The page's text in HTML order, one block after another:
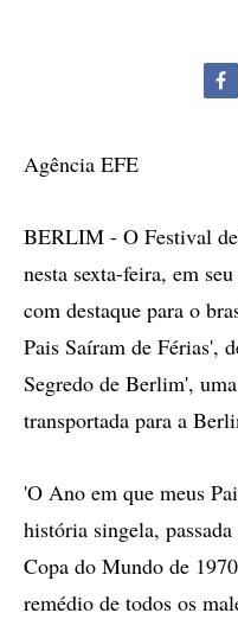
Agência EFE
BERLIM - O Festival
nesta sexta-feira, em
com destaque para o
Pais Saíram de Férias',
Segredo de Berlim',
transportada para a
'O Ano em que meus
história singela,
Copa do Mundo de
remédio de todos os